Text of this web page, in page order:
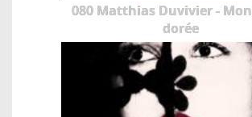
080 Matthias Duvivier -
dorée